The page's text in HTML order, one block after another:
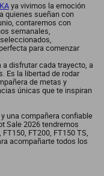
ya vivimos la emoción
quienes sueñan con
contaremos con
semanales,
para comenzar
a disfrutar cada trayecto, a
Es la libertad de rodar
de metas y
únicas que te inspiran
una compañera confiable
Sale 2026 tendremos
FT200, FT150 TS,
acompañarte todos los